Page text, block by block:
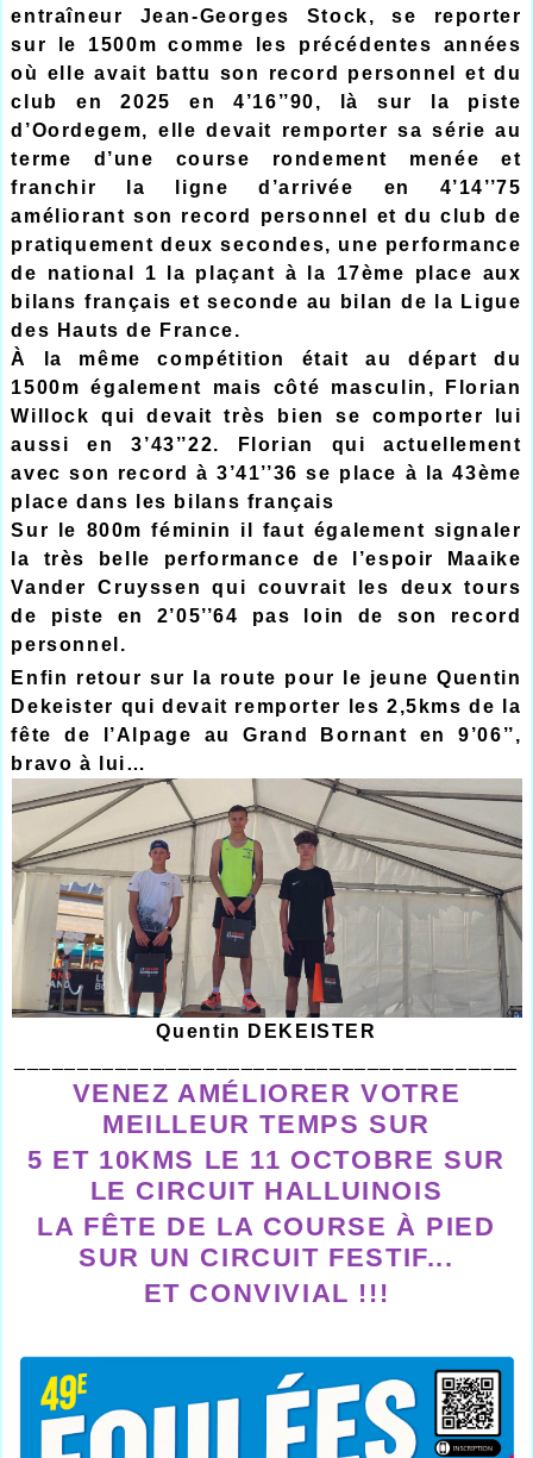
entraîneur Jean-Georges Stock, se reporter
sur le 1500m comme les précédentes années
où elle avait battu son record personnel et du
club en 2025 en 4’16’’90, là sur la piste
d’Oordegem, elle devait remporter sa série au
terme d’une course rondement menée et
franchir la ligne d’arrivée en 4’14’’75
améliorant son record personnel et du club de
pratiquement deux secondes, une performance
de national 1 la plaçant à la 17ème place aux
bilans français et seconde au bilan de la Ligue
des Hauts de France.
À la même compétition était au départ du
1500m également mais côté masculin, Florian
Willock qui devait très bien se comporter lui
aussi en 3’43’’22. Florian qui actuellement
avec son record à 3’41’’36 se place à la 43ème
place dans les bilans français
Sur le 800m féminin il faut également signaler
la très belle performance de l’espoir Maaike
Vander Cruyssen qui couvrait les deux tours
de piste en 2’05’’64 pas loin de son record
personnel.
Enfin retour sur la route pour le jeune Quentin
Dekeister qui devait remporter les 2,5kms de la
fête de l’Alpage au Grand Bornant en 9’06’’,
bravo à lui…
Quentin DEKEISTER
VENEZ AMÉLIORER VOTRE
MEILLEUR TEMPS SUR
5 ET 10KMS LE 11 OCTOBRE SUR
LE CIRCUIT HALLUINOIS
LA FÊTE DE LA COURSE À PIED
SUR UN CIRCUIT FESTIF...
ET CONVIVIAL !!!